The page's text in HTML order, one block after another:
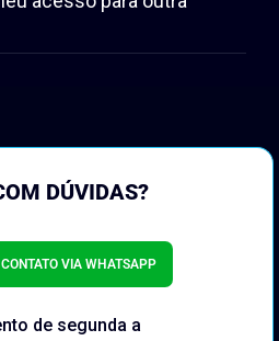
acesso para outra
VIA WHATSAPP